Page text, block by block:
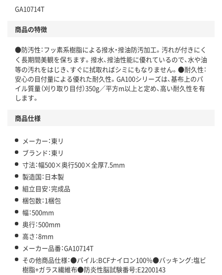
GA10714T
商品の特徴
●防汚性：フッ素系樹脂による撥水・撥油防汚加工。汚れが付きにく
く長期間美観を保ちます。撥水、撥油性能に優れているので、水や油
等の汚れをはじき、すぐに拭取ればシミにもなりません。●耐久性：
安心の目付量による優れた耐久性。GA100シリーズは、基布上のパ
イル質量（刈り取り目付）350g／平方m以上と定め、高い耐久性を有
します。
商品仕様
メーカー：東リ
ブランド：東リ
寸法：幅500×奥行500×全厚7.5mm
製造国：日本製
組立目安：完成品
梱包数：1梱包
幅：500mm
奥行：500mm
高さ：8mm
メーカー品番：GA10714T
その他商品仕様：●パイル:BCFナイロン100％●バッキング:塩ビ
樹脂+ガラス繊維布●防炎性脳試験番号:E2200143